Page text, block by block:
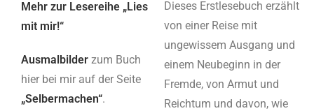
Mehr zur Lesereihe „Lies
mit mir!“
Ausmalbilder zum Buch
hier bei mir auf der Seite
„Selbermachen“.
Dieses Erstlesebuch erzählt
von einer Reise mit
ungewissem Ausgang und
einem Neubeginn in der
Fremde, von Armut und
Reichtum und davon, wie